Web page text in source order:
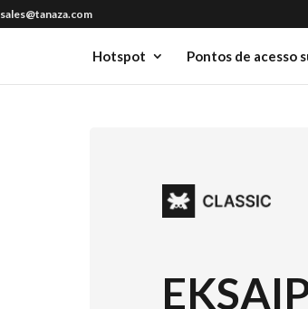
sales@tanaza.com
Hotspot Pontos de acesso